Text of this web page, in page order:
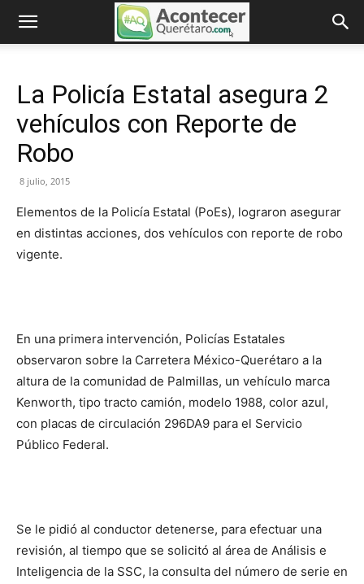
La Policía Estatal asegura 2
vehículos con Reporte de
Robo
8 julio, 2015
Elementos de la Policía Estatal (PoEs), lograron asegurar
en distintas acciones, dos vehículos con reporte de robo
vigente.
En una primera intervención, Policías Estatales
observaron sobre la Carretera México-Querétaro a la
altura de la comunidad de Palmillas, un vehículo marca
Kenworth, tipo tracto camión, modelo 1988, color azul,
con placas de circulación 296DA9 para el Servicio
Público Federal.
Se le pidió al conductor detenerse, para efectuar una
revisión, al tiempo que se solicitó al área de Análisis e
Inteligencia de la SSC, la consulta del número de serie en